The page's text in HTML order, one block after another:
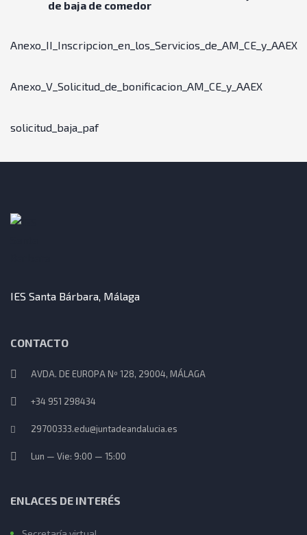
de baja de comedor
Anexo_II_Inscripcion_en_los_Servicios_de_AM_CE_y_AAEX
Anexo_V_Solicitud_de_bonificacion_AM_CE_y_AAEX
solicitud_baja_paf
IES Santa Bárbara, Málaga
CONTACTO
AVDA. DE EUROPA Nº 128, 29004, MÁLAGA
+34 951 298434
29700333.edu@juntadeandalucia.es
Lun — Vie: 9:00 — 15:00
ENLACES DE INTERÉS